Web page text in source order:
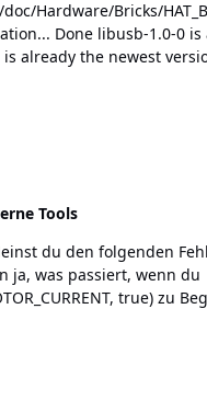
Done libusb-1.0-0
already the newest
problems prevent
Tools
weiß ich auch nicht so genau ;-) Ist